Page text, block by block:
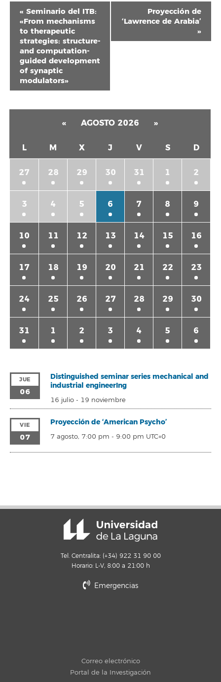
Navegación
del
Evento
« Seminario del ITB:
«From mechanisms
to therapeutic
strategies: structure-
and computation-
guided development
of synaptic
modulators»
Proyección de
‘Lawrence de Arabia’
»
« AGOSTO 2026 »
L M X J V S D
27 28 29 30 31 1 2
3 4 5 6 7 8 9
10 11 12 13 14 15 16
17 18 19 20 21 22 23
24 25 26 27 28 29 30
31 1 2 3 4 5 6
JUE
06
Distinguished seminar series mechanical and
industrial engineerIng
16 julio- 19 noviembre
VIE
07
Proyección de ‘American Psycho’
7 agosto, 7:00 pm - 9:00 pm UTC+0
Tel. Centralita: (+34) 922 31 90 00
Horario: L-V, 8:00 a 21:00 h
Emergencias
Correo electrónico
Portal de la Investigación